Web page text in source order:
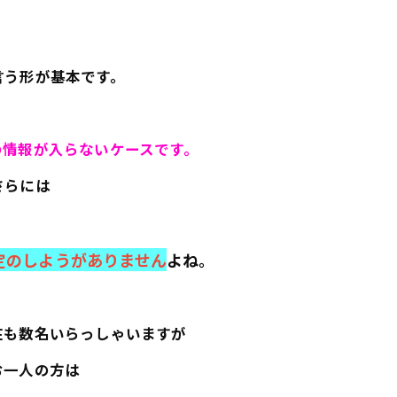
形が基本です。
報が入らないケースです。
らには
しようがありませんよね。
数名いらっしゃいますが
人の方は